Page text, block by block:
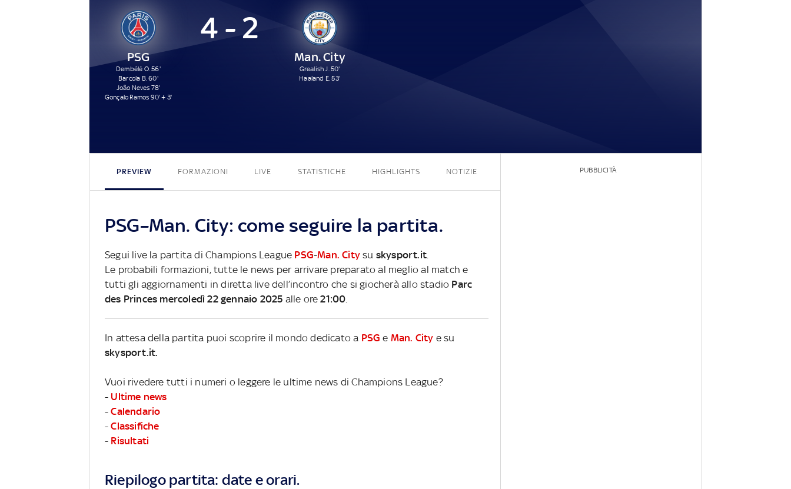
PSG
Dembélé O. 56'
Barcola B. 60'
João Neves 78'
Gonçalo Ramos 90' + 3'
4 - 2
Man. City
Grealish J. 50'
Haaland E. 53'
PREVIEW FORMAZIONI LIVE STATISTICHE HIGHLIGHTS NOTIZIE
PSG–Man. City: come seguire la partita.
Segui live la partita di Champions League PSG-Man. City su skysport.it
Le probabili formazioni, tutte le news per arrivare preparato al meglio al match e
tutti gli aggiornamenti in diretta live dell’incontro che si giocherà allo stadio Parc
des Princes mercoledì 22 gennaio 2025 alle ore21:00
In attesa della partita puoi scoprire il mondo dedicato a PSG e Man. City e su
skysport.it.
Vuoi rivedere tutti i numeri o leggere le ultime news di Champions League?
- Ultime news
-Calendario
-Classifiche
- Risultati
Riepilogo partita: date e orari.
PUBBLICITÀ